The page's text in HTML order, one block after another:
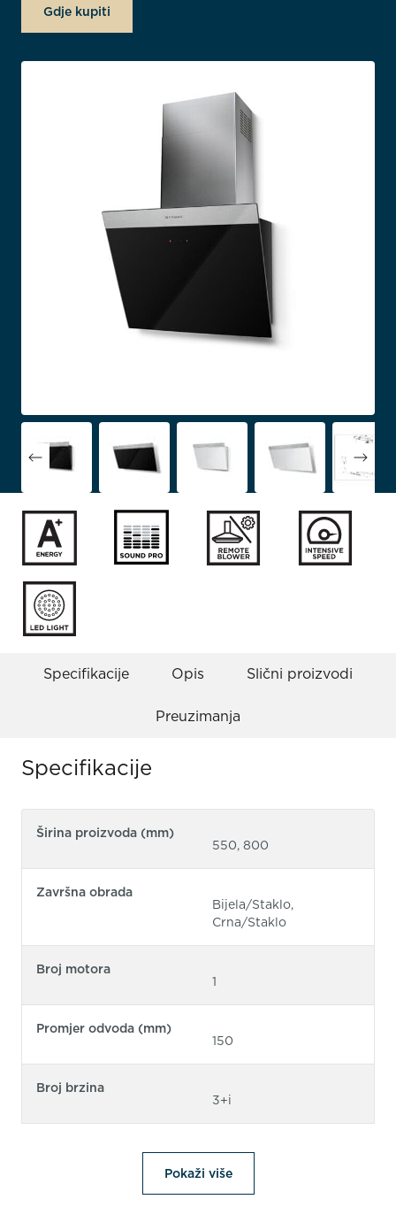
Gdje kupiti
Specifikacije Opis Slični proizvodi
Preuzimanja
Specifikacije
Širina proizvoda (mm)
550, 800
Završna obrada
Bijela/Staklo,
Crna/Staklo
Broj motora
1
Promjer odvoda (mm)
150
Broj brzina
3+i
Pokaži više